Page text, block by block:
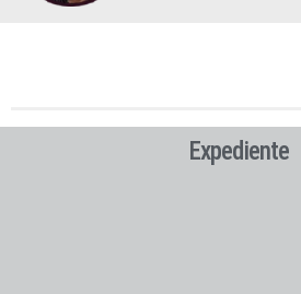
Expediente